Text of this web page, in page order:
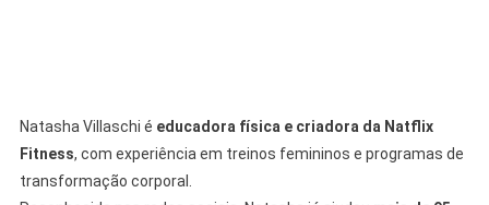
Natasha Villaschi é educadora física e criadora da Natflix
Fitness, com experiência em treinos femininos e programas de
transformação corporal.